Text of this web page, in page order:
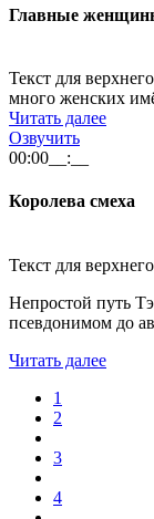
Главные
Текст для
много женских
Читать далее
Озвучить
00:00 __:__
Королева смеха
Текст для
Непростой путь
псевдонимом до
Читать далее
1
2
3
4